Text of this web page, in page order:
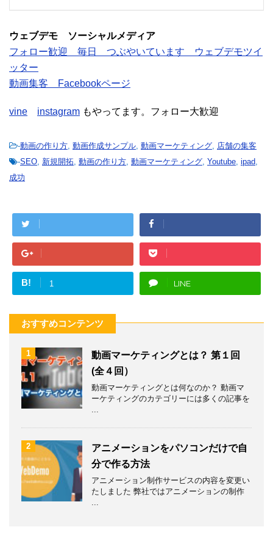
ウェブデモ ソーシャルメディア
フォロー歓迎 毎日 つぶやいています ウェブデモツイ
ッター
動画集客 Facebookページ
vine instagram もやってます。フォロー大歓迎
-動画の作り方, 動画作成サンプル, 動画マーケティング, 店舗の集客
-SEO, 新規開拓, 動画の作り方, 動画マーケティング, Youtube, ipad,
成功
B! 1 LINE
おすすめコンテンツ
1
動画マーケティングとは？ 第１回
(全４回）
動画マーケティングとは何なのか？ 動画マ
ーケティングのカテゴリーには多くの記事を
...
2
アニメーションをパソコンだけで自
分で作る方法
アニメーション制作サービスの内容を変更い
たしました 弊社ではアニメーションの制作
...